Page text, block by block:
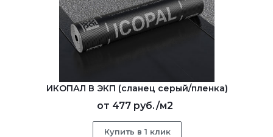
ИКОПАЛ В ЭКП (сланец серый/пленка)
от 477 руб./м2
Купить в 1 клик